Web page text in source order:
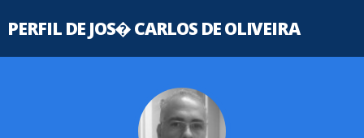
PERFIL DE JOS� CARLOS DE OLIVEIRA